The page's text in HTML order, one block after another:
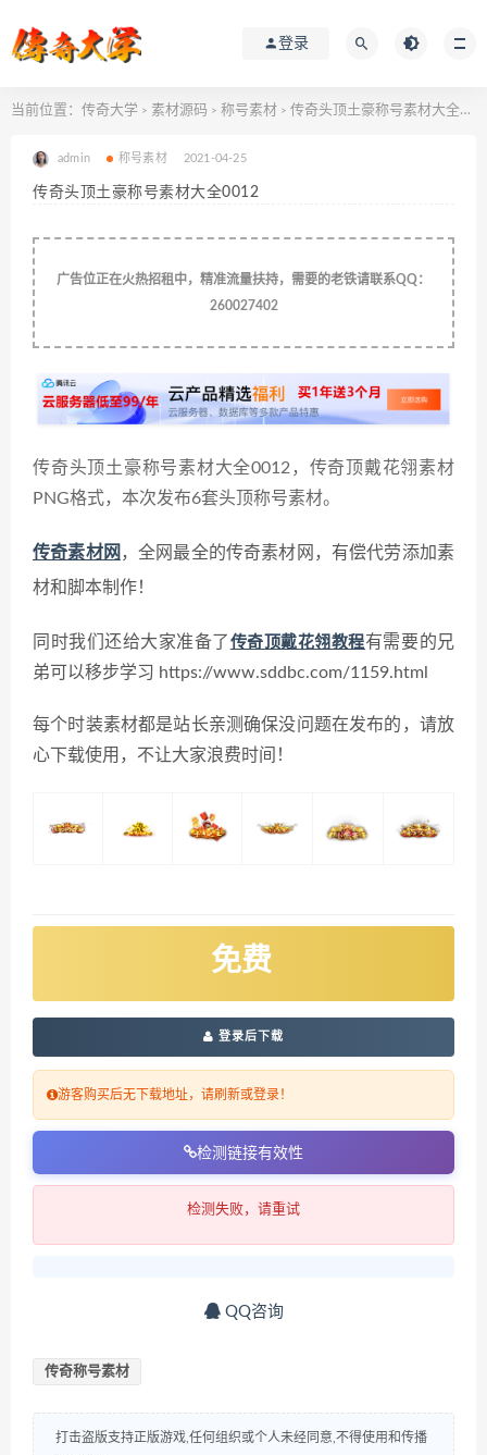
登录
当前位置： 传奇大学 > 素材源码 > 称号素材 > 传奇头顶土豪称号素材大全0012
admin 称号素材 2021-04-25
传奇头顶土豪称号素材大全0012
广告位正在火热招租中，精准流量扶持，需要的老铁请联系QQ：
260027402
传奇头顶土豪称号素材大全0012，传奇顶戴花翎素材
PNG格式，本次发布6套头顶称号素材。
传奇素材网 ，全网最全的传奇素材网，有偿代劳添加素
材和脚本制作！
同时我们还给大家准备了 传奇顶戴花翎教程有需要的兄
弟可以移步学习 https://www.sddbc.com/1159.html
每个时装素材都是站长亲测确保没问题在发布的，请放
心下载使用，不让大家浪费时间！
免费
登录后下载
游客购买后无下载地址，请刷新或登录！
检测链接有效性
检测失败，请重试
QQ咨询
传奇称号素材
打击盗版支持正版游戏,任何组织或个人未经同意,不得使用和传播